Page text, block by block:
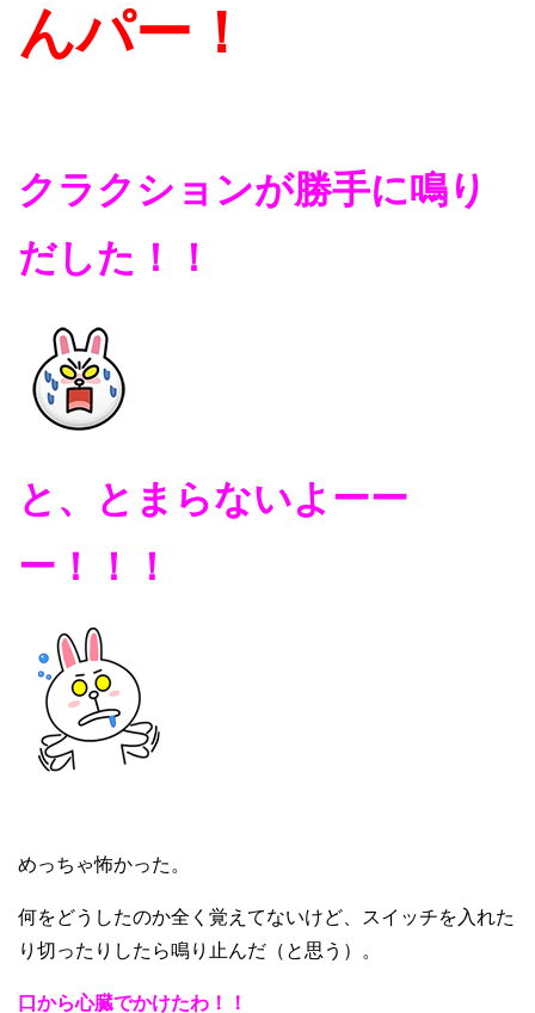
んパー！
クラクションが勝手に鳴り
だした！！
と、とまらないよーー
ー！！！
めっちゃ怖かった。
何をどうしたのか全く覚えてないけど、スイッチを入れた
り切ったりしたら鳴り止んだ（と思う）。
口から心臓でかけたわ！！